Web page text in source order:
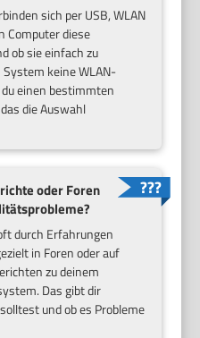
sich per USB, WLAN
Computer diese
ob sie einfach zu
keine WLAN-
einen bestimmten
die Auswahl
oder Foren
durch Erfahrungen
in Foren oder auf
zu deinem
Das gibt dir
und ob es Probleme